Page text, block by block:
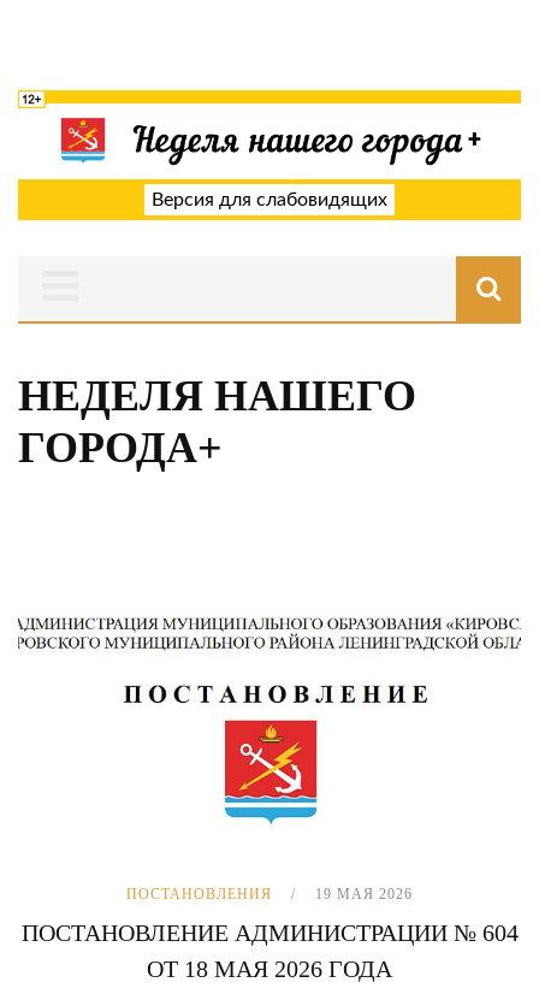
Версия для слабовидящих
НЕДЕЛЯ НАШЕГО
ГОРОДА+
ПОСТАНОВЛЕНИЯ 19 МАЯ 2026
ПОСТАНОВЛЕНИЕ АДМИНИСТРАЦИИ № 604
ОТ 18 МАЯ 2026 ГОДА